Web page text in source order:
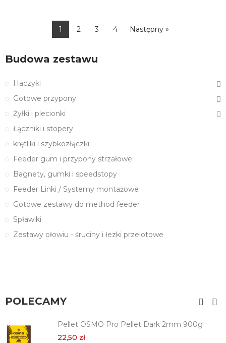
1 2 3 4 Następny »
Budowa zestawu
Haczyki
Gotowe przypony
Żyłki i plecionki
Łączniki i stopery
krętliki i szybkozłączki
Feeder gum i przypony strzałowe
Bagnety, gumki i speedstopy
Feeder Linki / Systemy montażowe
Gotowe zestawy do method feeder
Spławiki
Zestawy ołowiu - śruciny i łezki przelotowe
POLECAMY
Pellet OSMO Pro Pellet Dark 2mm 900g
22,50 zł